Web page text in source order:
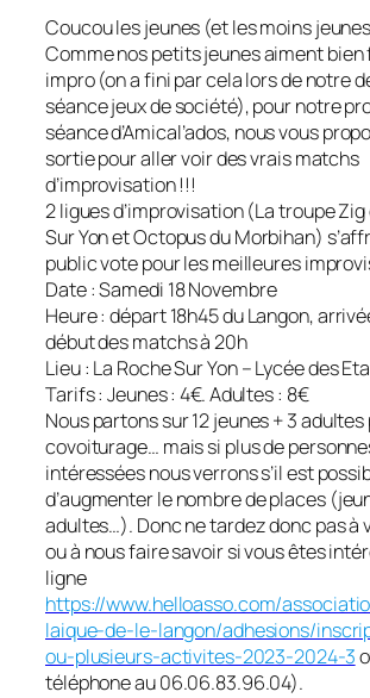
Coucou les jeunes (et les moins
Comme nos petits jeunes aiment bien
impro (on a fini par cela lors de notre
séance jeux de société), pour notre
séance d’Amical’ados, nous vous
sortie pour aller voir des vrais matchs
d’improvisation !!!
2 ligues d’improvisation (La troupe Zig
Sur Yon et Octopus du Morbihan)
public vote pour les meilleures
Date : Samedi 18 Novembre
Heure : départ 18h45 du Langon,
début des matchs à 20h
Lieu : La Roche Sur Yon – Lycée des
Tarifs : Jeunes : 4€. Adultes : 8€
Nous partons sur 12 jeunes + 3 adultes
covoiturage… mais si plus de
intéressées nous verrons s’il est
d’augmenter le nombre de places
adultes…). Donc ne tardez donc pas à
ou à nous faire savoir si vous êtes
ligne
https://www.helloasso.com/
laique-de-le-langon/adhesions/
ou-plusieurs-activites-2023-2024-3
téléphone au 06.06.83.96.04).